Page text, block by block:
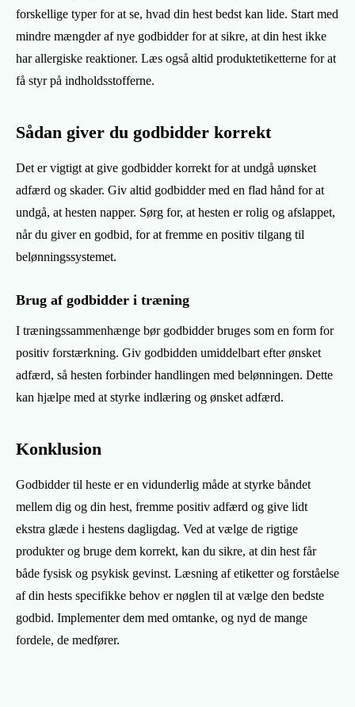
forskellige typer for at se, hvad din hest bedst kan lide. Start med
mindre mængder af nye godbidder for at sikre, at din hest ikke
har allergiske reaktioner. Læs også altid produktetiketterne for at
få styr på indholdsstofferne.
Sådan giver du godbidder korrekt
Det er vigtigt at give godbidder korrekt for at undgå uønsket
adfærd og skader. Giv altid godbidder med en flad hånd for at
undgå, at hesten napper. Sørg for, at hesten er rolig og afslappet,
når du giver en godbid, for at fremme en positiv tilgang til
belønningssystemet.
Brug af godbidder i træning
I træningssammenhænge bør godbidder bruges som en form for
positiv forstærkning. Giv godbidden umiddelbart efter ønsket
adfærd, så hesten forbinder handlingen med belønningen. Dette
kan hjælpe med at styrke indlæring og ønsket adfærd.
Konklusion
Godbidder til heste er en vidunderlig måde at styrke båndet
mellem dig og din hest, fremme positiv adfærd og give lidt
ekstra glæde i hestens dagligdag. Ved at vælge de rigtige
produkter og bruge dem korrekt, kan du sikre, at din hest får
både fysisk og psykisk gevinst. Læsning af etiketter og forståelse
af din hests specifikke behov er nøglen til at vælge den bedste
godbid. Implementer dem med omtanke, og nyd de mange
fordele, de medfører.